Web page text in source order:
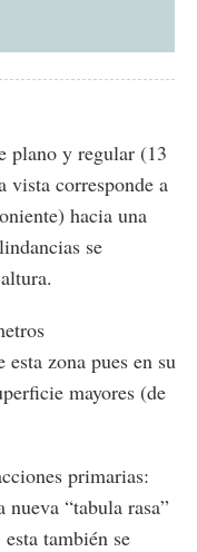
plano y regular (13
vista corresponde a
hacia una
se
zona pues en su
mayores (de
primarias:
“tabula rasa”
también se